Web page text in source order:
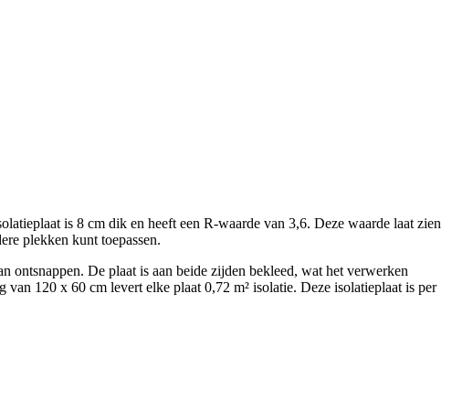
is 8 cm dik en heeft een R-waarde van 3,6. Deze waarde laat zien
plekken kunt toepassen.
ontsnappen. De plaat is aan beide zijden bekleed, wat het verwerken
120 x 60 cm levert elke plaat 0,72 m² isolatie. Deze isolatieplaat is per